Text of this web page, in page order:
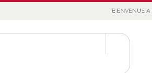
BIENVENUE A